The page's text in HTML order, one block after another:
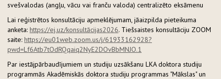
svešvalodas (angļu, vācu vai franču valoda) centralizēto eksāmenu
Lai reģistrētos konsultāciju apmeklējumam, jāaizpilda pieteikuma
anketa: https://ej.uz/konsultācijas2026. Tiešsaistes konsultāciju ZOOM
saite: https://eu01web.zoom.us/j/61933162928?
pwd=Lf6Atb7tOdRQqaiq2NyE2DOvBbMNJO.1
Par iestājpārbaudījumiem un studiju uzsākšanu LKA doktora studiju
programmās Akadēmiskās doktora studiju programmas "Mākslas" un